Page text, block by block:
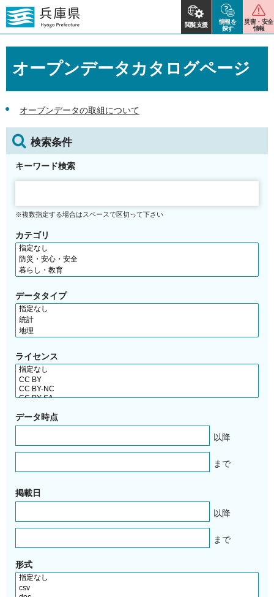
閲覧支援
情報を
探す
災害・安全
情報
オープンデータカタログページ
オープンデータの取組について
検索条件
キーワード検索
※複数指定する場合はスペースで区切って下さい
カテゴリ
データタイプ
ライセンス
データ時点
以降
まで
掲載日
以降
まで
形式